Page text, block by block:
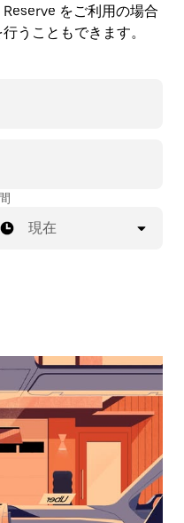
をご利用の場合
うこともできます。
現在